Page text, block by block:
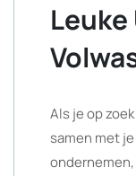
Als je op
samen met